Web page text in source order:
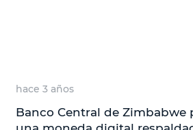
hace 3 años
Banco Central de Zimbabwe